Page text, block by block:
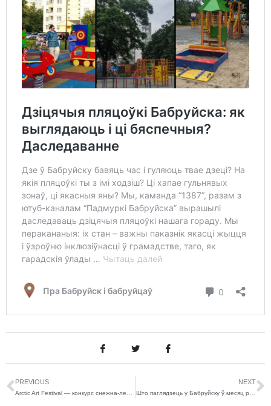
PREVIOUS NEXT